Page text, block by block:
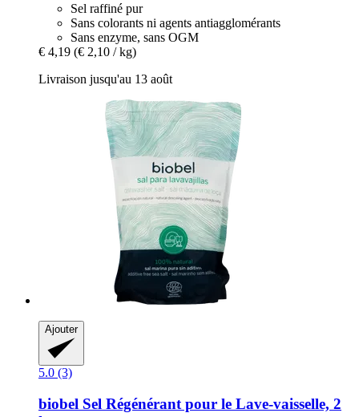
Sel raffiné pur
Sans colorants ni agents antiagglomérants
Sans enzyme, sans OGM
€ 4,19 (€ 2,10 / kg)
Livraison jusqu'au 13 août
Ajouter
5.0 (3)
biobel Sel Régénérant pour le Lave-​vaisselle, 2